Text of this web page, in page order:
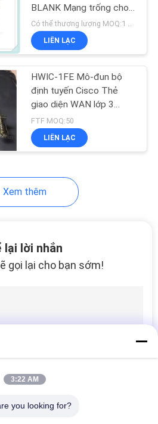
BLANK Mạng trống cho
chuyển mạch sê-ri Cisco
3850
Có thể thương lượng MOQ:1 miếng
LIÊN LẠC
HWIC-1FE Mô-đun bộ
định tuyến Cisco Thẻ
giao diện WAN lớp 3
Ethernet nhanh HWIC-
1FE
FTF MOQ:50
LIÊN LẠC
Xem thêm
lại lời nhắn
gọi lại cho bạn sớm!
3:22 AM
you looking for?